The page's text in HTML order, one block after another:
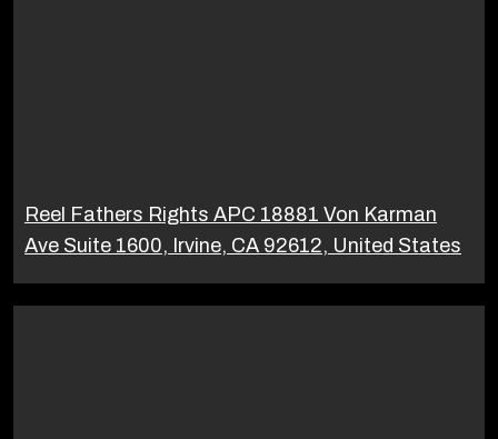
Reel Fathers Rights APC 18881 Von Karman
Ave Suite 1600, Irvine, CA 92612, United States